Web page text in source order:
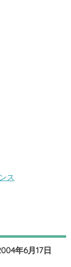
ス
年6月17日